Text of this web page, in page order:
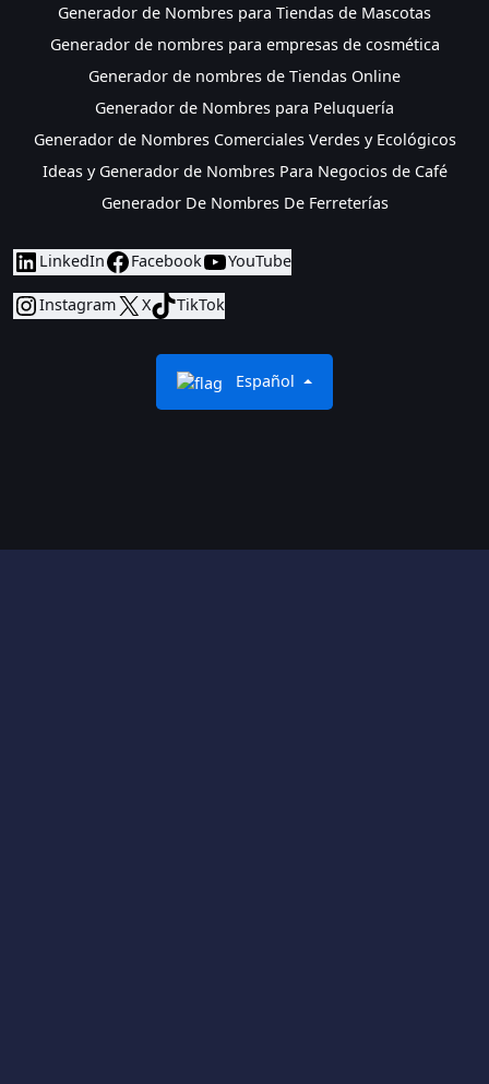
Generador de Nombres para Tiendas de Mascotas
Generador de nombres para empresas de cosmética
Generador de nombres de Tiendas Online
Generador de Nombres para Peluquería
Generador de Nombres Comerciales Verdes y Ecológicos
Ideas y Generador de Nombres Para Negocios de Café
Generador De Nombres De Ferreterías
LinkedIn Facebook YouTube
Instagram X TikTok
Español